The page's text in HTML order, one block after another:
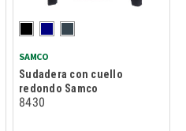
SAMCO
Sudadera con cuello
redondo Samco
8430